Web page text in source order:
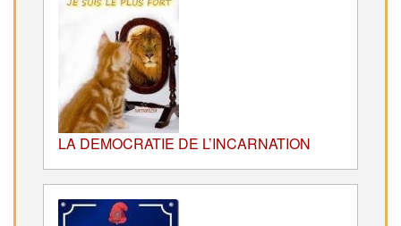
LA DEMOCRATIE DE L’INCARNATION